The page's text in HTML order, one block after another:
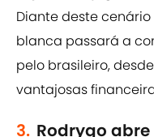
Diante deste
blanca passará a
pelo brasileiro,
vantajosas
3. Rodrygo